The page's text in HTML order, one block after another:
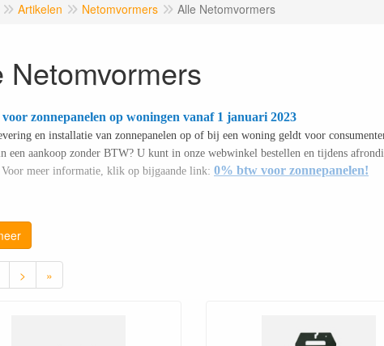
Artikelen Netomvormers Alle Netomvormers
Netomvormers
zonnepanelen op woningen vanaf 1 januari 2023
en installatie van zonnepanelen op of bij een woning geldt voor
een aankoop zonder BTW? U kunt in onze webwinkel bestellen en tijdens
Voor meer informatie, klik op bijgaande link: 0% btw voor zonnepanelen!
> »